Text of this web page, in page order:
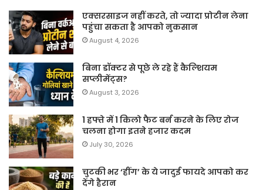
एक्सरसाइज नहीं करते, तो ज्यादा प्रोटीन लेना
पहुंचा सकता है आपको नुकसान
August 4, 2026
बिना डॉक्टर से पूछे ले रहे हैं कैल्शियम
सप्लीमेंट्स?
August 3, 2026
1 हफ्ते में 1 किलो फैट बर्न करने के लिए रोज
चलना होगा इतने हजार कदम
July 30, 2026
चुटकी भर ‘हींग’ के ये जादुई फायदे आपको कर
देंगे हैरान